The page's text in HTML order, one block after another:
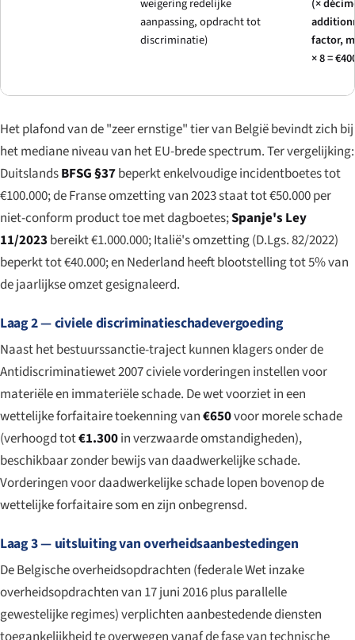
aanpassing, opdracht tot
discriminatie)
factor,
× 8 =
Het plafond van de "zeer ernstige" tier van België bevindt zich bij
het mediane niveau van het EU-brede spectrum. Ter vergelijking:
DuitslandsBFSG §37beperkt enkelvoudige incidentboetes tot
€100.000; de Franse omzetting van 2023 staat tot €50.000 per
niet-conform product toe met dagboetes;Spanje's Ley
11/2023 bereikt €1.000.000; Italië's omzetting (D.Lgs. 82/2022)
beperkt tot €40.000; en Nederland heeft blootstelling tot 5% van
de jaarlijkse omzet gesignaleerd.
Laag 2 — civiele discriminatieschadevergoeding
Naast het bestuurssanctie-traject kunnen klagers onder de
Antidiscriminatiewet 2007 civiele vorderingen instellen voor
materiële en immateriële schade. De wet voorziet in een
wettelijke forfaitaire toekenning van€650voor morele schade
(verhoogd tot€1.300in verzwaarde omstandigheden),
beschikbaar zonder bewijs van daadwerkelijke schade.
Vorderingen voor daadwerkelijke schade lopen bovenop de
wettelijke forfaitaire som en zijn onbegrensd.
Laag 3 — uitsluiting van overheidsaanbestedingen
De Belgische overheidsopdrachten (federale Wet inzake
overheidsopdrachten van 17 juni 2016 plus parallelle
gewestelijke regimes) verplichten aanbestedende diensten